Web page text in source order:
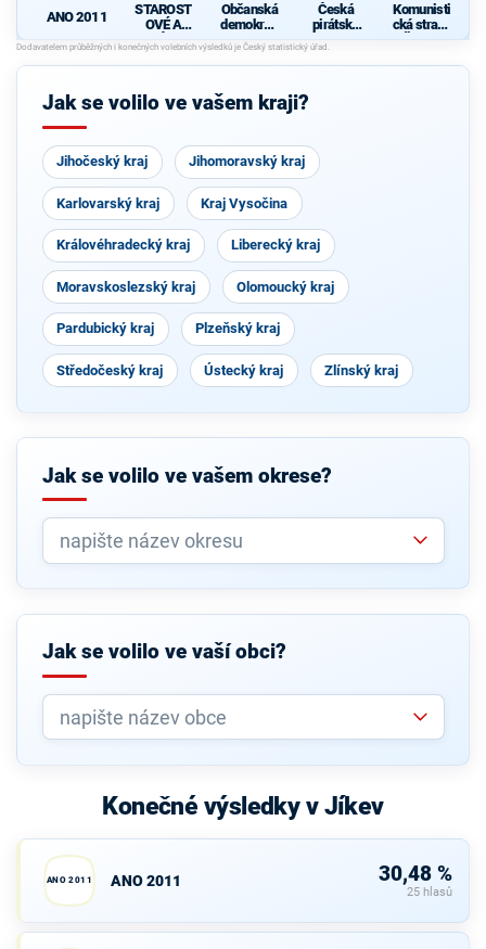
ANO 2011
STAROST
OVÉ A
NEZÁVISL
Í
Občanská
demokrati
cká strana
Česká
pirátská
strana
Komunisti
cká strana
Čech a
Jak se volilo ve vašem kraji?
Jihočeský kraj Jihomoravský kraj
Karlovarský kraj Kraj Vysočina
Královéhradecký kraj Liberecký kraj
Moravskoslezský kraj Olomoucký kraj
Pardubický kraj Plzeňský kraj
Středočeský kraj Ústecký kraj Zlínský kraj
Jak se volilo ve vašem okrese?
Jak se volilo ve vaší obci?
Konečné výsledky v Jíkev
ANO 2011 ANO 2011 30,48 %
25 hlasů